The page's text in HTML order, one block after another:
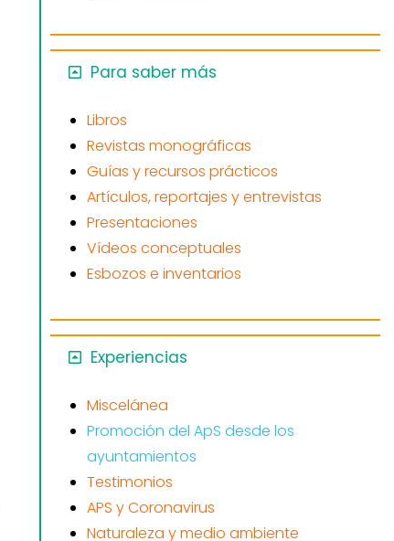
Para saber más
Libros
Revistas monográficas
Guías y recursos prácticos
Artículos, reportajes y entrevistas
Presentaciones
Vídeos conceptuales
Esbozos e inventarios
Experiencias
Miscelánea
Promoción del ApS desde los
ayuntamientos
Testimonios
APS y Coronavirus
Naturaleza y medio ambiente